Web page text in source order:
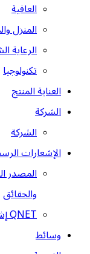
العافية
المنزل
الرعاية
تكنولوجيا
العناية المنتج
الشركة
الشركة
الإشعارات
المصدر
والحقائق
QNET إشعار احتيال
وسائط